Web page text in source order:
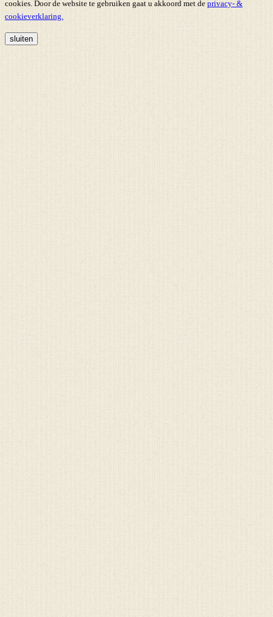
cookies. Door de website te gebruiken gaat u akkoord met de privacy- &
cookieverklaring.
sluiten